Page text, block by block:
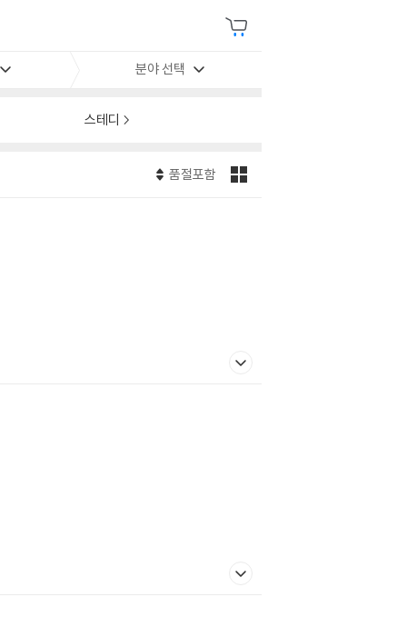
분야 선택
스테디
품절포함